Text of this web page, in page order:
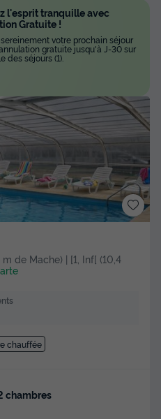
m de Mache) | [1, Inf[ (10,4
chauffée
chambres
l'esprit tranquille avec
Gratuite !
votre prochain séjour
gratuite jusqu'à J-30 sur
des séjours (1).